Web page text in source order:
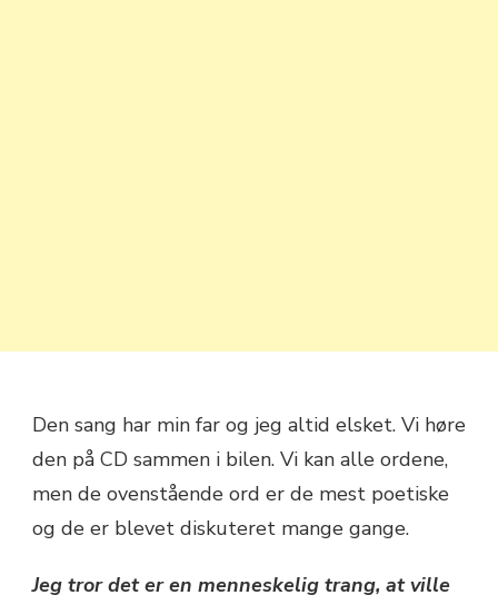
Den sang har min far og jeg altid elsket. Vi høre
den på CD sammen i bilen. Vi kan alle ordene,
men de ovenstående ord er de mest poetiske
og de er blevet diskuteret mange gange.
Jeg tror det er en menneskelig trang, at ville